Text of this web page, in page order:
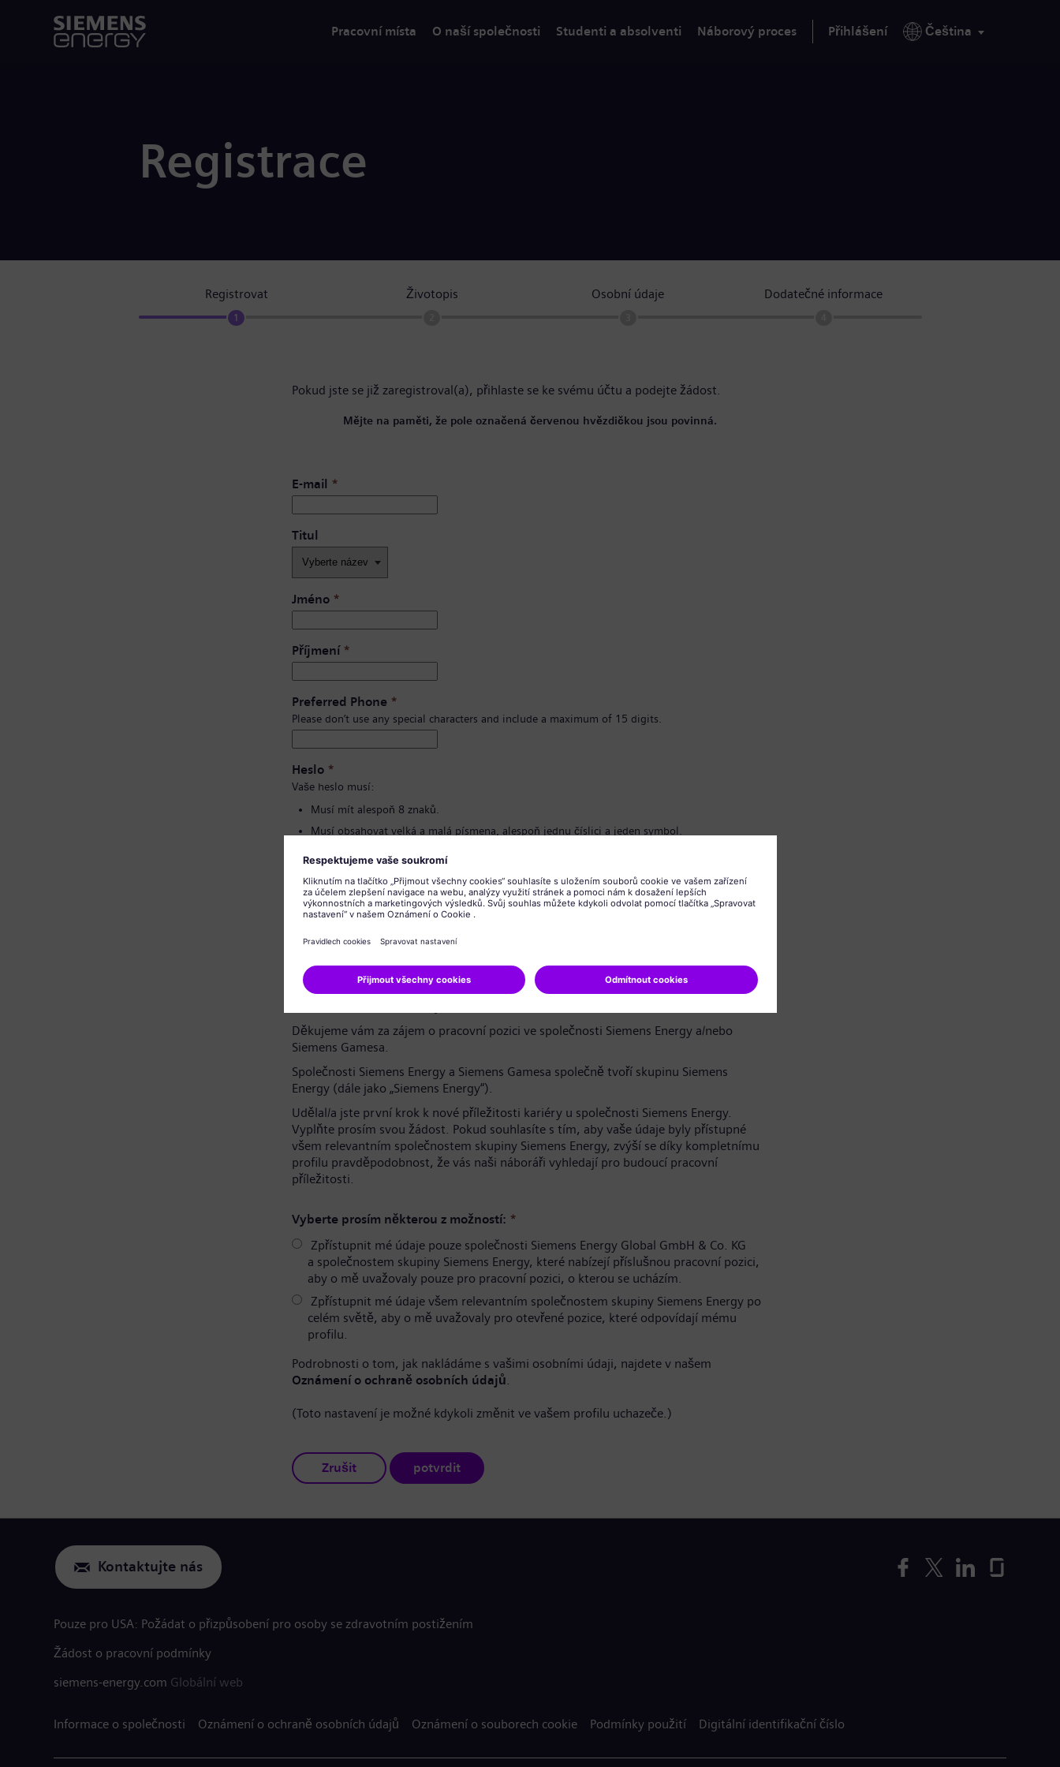
Pracovní místa O naší společnosti Studenti a absolventi Náborový proces Přihlášení Čeština
Registrace
Registrovat
1
Životopis Osobní údaje Dodatečné informace
Pokud jste se již zaregistroval(a), přihlaste se ke svému účtu a podejte žádost.
Mějte na paměti, že pole označená červenou hvězdičkou jsou povinná.
E-mail *
Titul
Jméno *
Příjmení*
Preferred Phone *
Please don’t use any special characters and include a maximum of 15 digits.
Heslo *
Vaše heslo musí:
Musí mít alespoň 8 znaků.
Musí obsahovat velká a malá písmena, alespoň jednu číslici a jeden symbol.
Oznámení o ochraně osobních údajů
Děkujeme vám za zájem o pracovní pozici ve společnosti Siemens Energy a/nebo
Siemens Gamesa.
Společnosti Siemens Energy a Siemens Gamesa společně tvoří skupinu Siemens
Energy (dále jako „Siemens Energy“).
Udělal/a jste první krok k nové příležitosti kariéry u společnosti Siemens Energy.
Vyplňte prosím svou žádost. Pokud souhlasíte s tím, aby vaše údaje byly přístupné
všem relevantním společnostem skupiny Siemens Energy, zvýší se díky kompletnímu
profilu pravděpodobnost, že vás naši náboráři vyhledají pro budoucí pracovní
příležitosti.
Vyberte prosím některou z možností: *
Zpřístupnit mé údaje pouze společnosti Siemens Energy Global GmbH & Co. KG
a společnostem skupiny Siemens Energy, které nabízejí příslušnou pracovní pozici,
aby o mě uvažovaly pouze pro pracovní pozici, o kterou se ucházím.
Zpřístupnit mé údaje všem relevantním společnostem skupiny Siemens Energy po
celém světě, aby o mě uvažovaly pro otevřené pozice, které odpovídají mému
profilu.
Podrobnosti o tom, jak nakládáme s vašimi osobními údaji, najdete v našem
Oznámení o ochraně osobních údajů.
(Toto nastavení je možné kdykoli změnit ve vašem profilu uchazeče.)
Zrušit potvrdit
Kontaktujte nás
Pouze pro USA: Požádat o přizpůsobení pro osoby se zdravotním postižením
Žádost o pracovní podmínky
siemens-energy.com Globální web
Informace o společnosti Oznámení o ochraně osobních údajů Oznámení o souborech cookie Podmínky použití Digitální identifikační číslo